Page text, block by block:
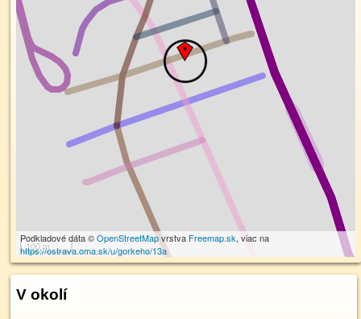
100 m
Podkladové dáta ©OpenStreetMapvrstva Freemap.sk, viac na
https://ostrava.oma.sk/u/gorkeho/13a
V okolí